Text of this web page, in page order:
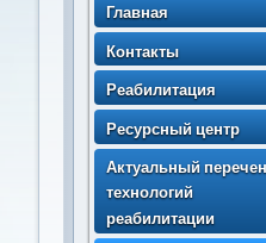
Главная
Контакты
Реабилитация
> Порядок
несовершеннолетних
получателей
социальных услуг (с
изменением)
Ресурсный центр
Актуальный
технологий
реабилитации